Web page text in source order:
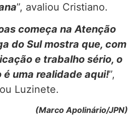
”, avaliou Cristiano.
começa na Atenção
do Sul mostra que, com
e trabalho sério, o
é uma realidade aqui!”,
Luzinete.
(Marco Apolinário/JPN)